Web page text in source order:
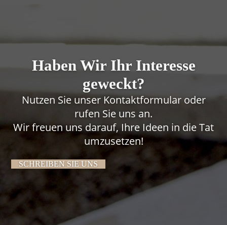
Haben Wir Ihr Interesse
geweckt?
Nutzen Sie unser Kontaktformularoder
rufen Sie uns an.
Wir freuen uns darauf, Ihre Ideen in die Tat
umzusetzen!
SCHREIBEN SIE UNS